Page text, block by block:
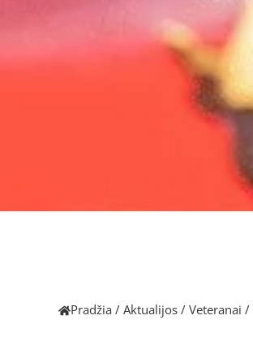
Pradžia / Aktualijos / Veteranai /